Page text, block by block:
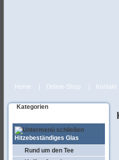
Home Online-Shop Kontakt
Kategorien
Hitzebeständiges Glas
Rund um den Tee